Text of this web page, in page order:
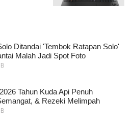
Ditandai 'Tembok Ratapan Solo'
Malah Jadi Spot Foto
Tahun Kuda Api Penuh
& Rezeki Melimpah